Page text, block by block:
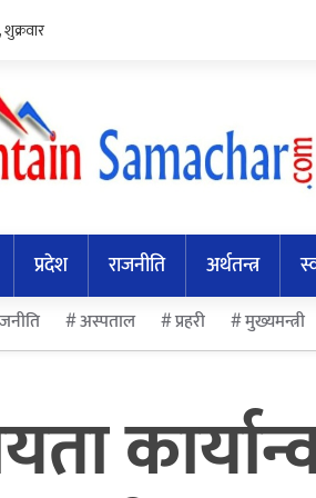
प्रदेश राजनीति अर्थतन्त्र
अस्पताल प्रहरी मुख्यमन्त्री